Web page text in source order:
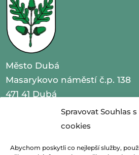
Spravovat Souhlas s
cookies
Abychom poskytli co nejlepší služby,
Město Dubá
Masarykovo náměstí č.p. 138
471 41 Dubá
IČO 00260479